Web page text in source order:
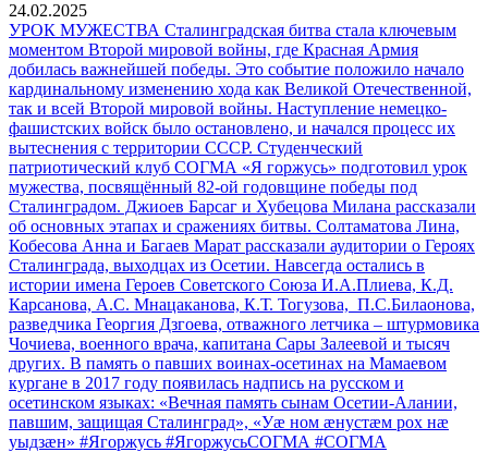
24.02.2025
УРОК МУЖЕСТВА Сталинградская битва стала ключевым
моментом Второй мировой войны, где Красная Армия
добилась важнейшей победы. Это событие положило начало
кардинальному изменению хода как Великой Отечественной,
так и всей Второй мировой войны. Наступление немецко-
фашистских войск было остановлено, и начался процесс их
вытеснения с территории СССР. Студенческий
патриотический клуб СОГМА «Я горжусь» подготовил урок
мужества, посвящённый 82-ой годовщине победы под
Сталинградом. Джиоев Барсаг и Хубецова Милана рассказали
об основных этапах и сражениях битвы. Солтаматова Лина,
Кобесова Анна и Багаев Марат рассказали аудитории о Героях
Сталинграда, выходцах из Осетии. Навсегда остались в
истории имена Героев Советского Союза И.А.Плиева, К.Д.
Карсанова, А.С. Мнацаканова, К.Т. Тогузова, П.С.Билаонова,
разведчика Георгия Дзгоева, отважного летчика – штурмовика
Чочиева, военного врача, капитана Сары Залеевой и тысяч
других. В память о павших воинах-осетинах на Мамаевом
кургане в 2017 году появилась надпись на русском и
осетинском языках: «Вечная память сынам Осетии-Алании,
павшим, защищая Сталинград», «Уæ ном æнустæм рох нæ
уыдзæн» #Ягоржусь #ЯгоржусьСОГМА #СОГМА